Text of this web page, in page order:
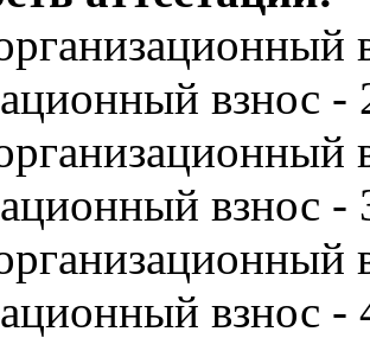
взнос -
взнос -
взнос -